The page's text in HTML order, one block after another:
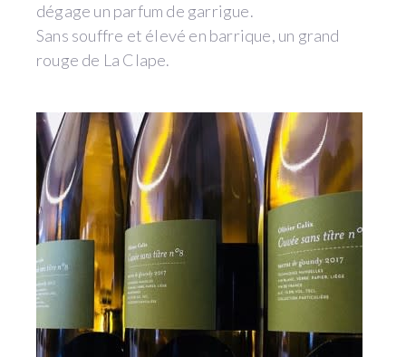
dégage un parfum de garrigue.
Sans souffre et élevé en barrique, un grand
rouge de La Clape.